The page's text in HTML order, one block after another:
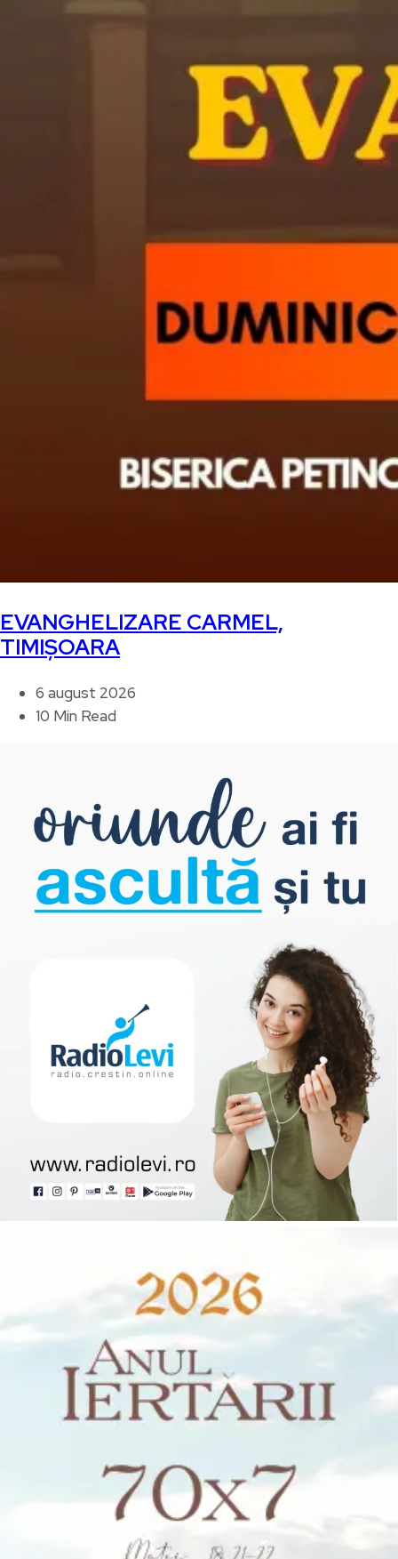
EVANGHELIZARE CARMEL,
TIMIȘOARA
6 august 2026
10 Min Read